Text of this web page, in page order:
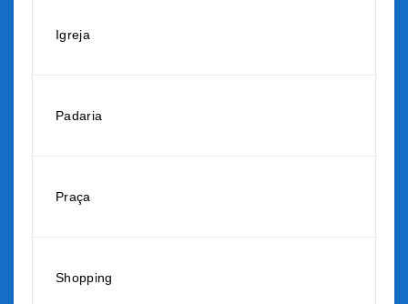
Igreja
Padaria
Praça
Shopping